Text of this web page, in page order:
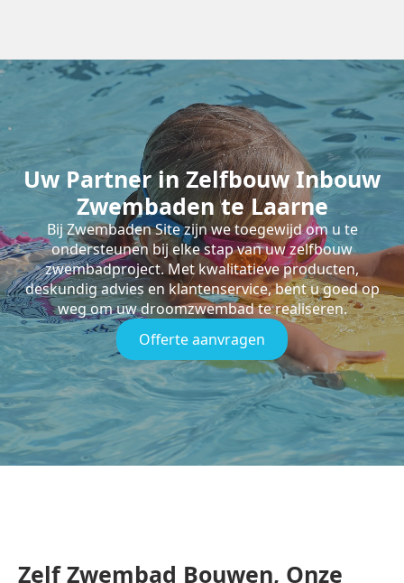
Uw Partner in Zelfbouw Inbouw
Zwembaden te Laarne
Bij Zwembaden Site zijn we toegewijd om u te
ondersteunen bij elke stap van uw zelfbouw
zwembadproject. Met kwalitatieve producten,
deskundig advies en klantenservice, bent u goed op
weg om uw droomzwembad te realiseren.
Offerte aanvragen
Zelf Zwembad Bouwen, Onze